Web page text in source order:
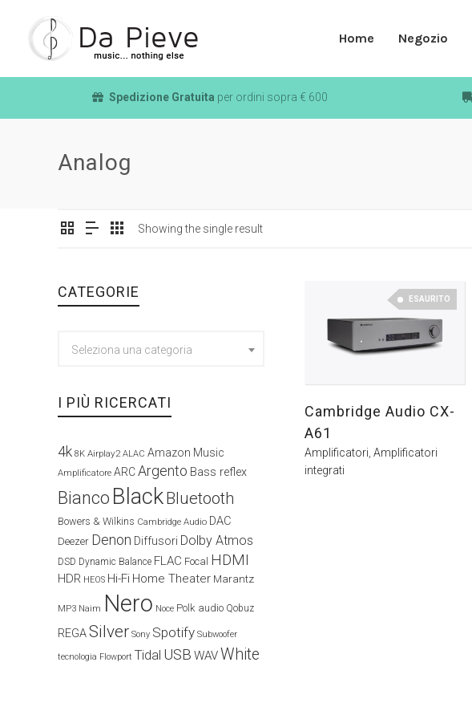
Home Negozio
Spedizione Gratuita per ordini sopra € 600
Analog
Showing the single result
ESAURITO
Cambridge Audio CX-
A61
Amplificatori Amplificatori
integrati
CATEGORIE
Seleziona una categoria
I PIÙ RICERCATI
4k 8K Airplay2 ALAC Amazon Music
Amplificatore ARCArgento Bass reflex
Bianco BlackBluetooth
Bowers & Wilkins Cambridge Audio DAC
Deezer Denon Diffusori Dolby Atmos
DSD Dynamic Balance FLAC Focal HDMI
HDR HEOS Hi-Fi Home Theater Marantz
MP3 Naim Nero Noce Polk audio Qobuz
REGASilver Sony Spotify Subwoofer
tecnologia Flowport Tidal USB WAVWhite